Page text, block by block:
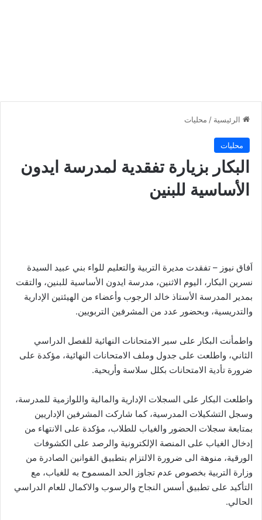
الرئيسية / محليات
محليات
البكار بزيارة تفقدية لمدرسة ايدون
الأساسية للبنين
اَفاق نيوز – تفقدت مديرة التربية والتعليم للواء بني عبيد السيدة
نسرين البكار، اليوم الاثنين، مدرسة ايدون الأساسية للبنين، والتقت
بمدير المدرسة الأستاذ خالد الرجوب وأعضاء من الهيئتين الإدارية
والتدريسية، وبحضور عدد من المشرفين التربويين.
واطمأنت البكار على سير الامتحانات النهائية للفصل الدراسي
الثاني، واطلعت على جدول وملف الامتحانات النهائية، مؤكدة على
ضرورة تأدية الامتحانات بكلل سلاسة وأريحية.
واطلعت البكار على السجلات الإدارية والمالية واللوازمية للمدرسة،
وسجل التشكيلات المدرسية، كما شاركت المشرفين الإداريين
بمتابعة سجلات الحضور والغياب للطلاب، مؤكدة على الانتهاء من
إدخال الغياب على المنصة الإلكترونية والرصد على الكشوفات
الورقية، منوهة الى ضرورة الالتزام بتطبيق القوانين الصادرة من
وزارة التربية بخصوص عدم تجاوز الحد المسموح به للغياب، مع
التأكيد على تطبيق أسس النجاح والرسوب والاكمال للعام الدراسي
الحالي.